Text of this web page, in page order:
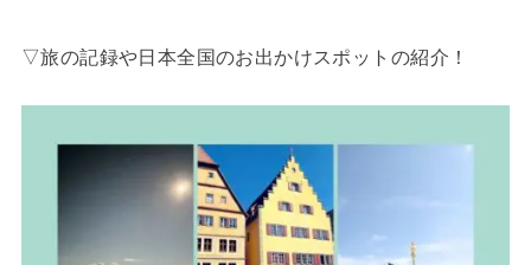
▽旅の記録や日本全国のお出かけスポットの紹介！